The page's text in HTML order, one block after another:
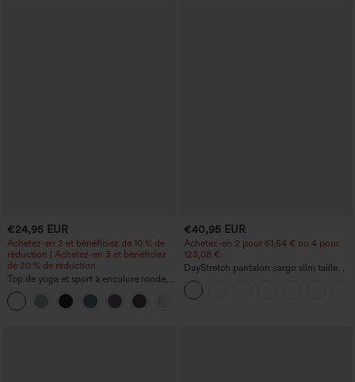
€24,95 EUR
Achetez-en 2 et bénéficiez de 10 % de
réduction | Achetez-en 3 et bénéficiez
de 20 % de réduction
Top de yoga et sport à encolure ronde,
manches courtes, à fronces, effet
rafraîchissant au toucher - UPF50+
€40,95 EUR
Achetez-en 2 pour 61,54 € ou 4 pour
123,08 €.
DayStretch pantalon cargo slim taille
haute, poches zippées, uni